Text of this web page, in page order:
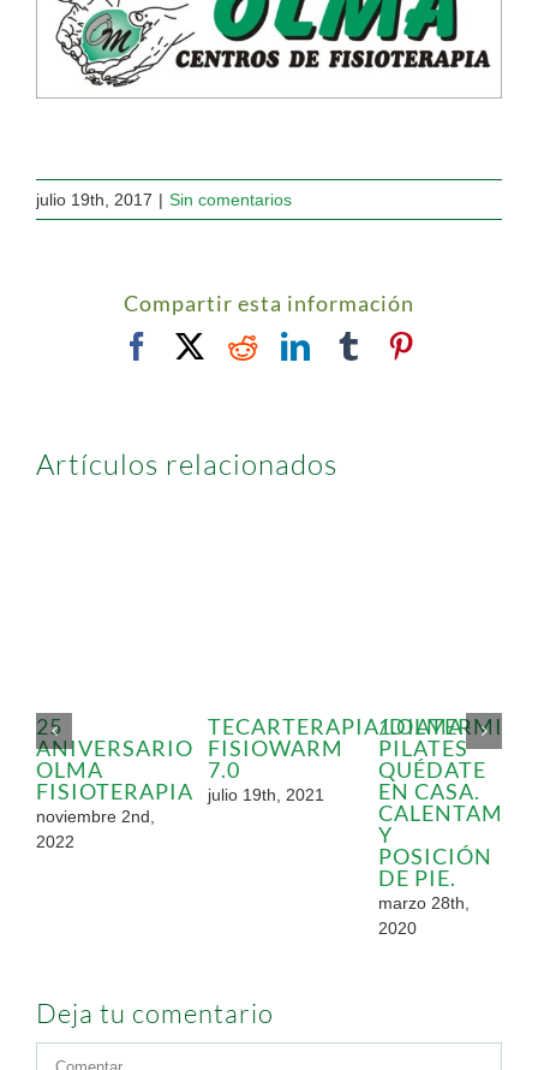
julio 19th, 2017 | Sin comentarios
Compartir esta información
FacebookRedditLinkedIn
Tumblr
Artículos relacionados
25
ANIVERSARIO
OLMA
FISIOTERAPIA
noviembre 2nd,
2022
TECARTERAPIA/DIATERMIA:
FISIOWARM
7.0
julio 19th, 2021
1.OLMA-
PILATES
QUÉDATE
EN CASA.
Y
POSICIÓN
DE PIE.
marzo 28th,
2020
Deja tu comentario
Comentar